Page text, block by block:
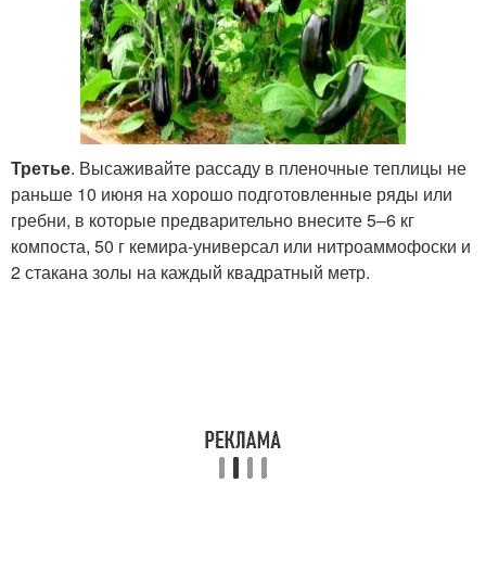
Третье. Высаживайте рассаду в пленочные теплицы не
раньше 10 июня на хорошо подготовленные ряды или
гребни, в которые предварительно внесите 5–6 кг
компоста, 50 г кемира-универсал или нитроаммофоски и
2 стакана золы на каждый квадратный метр.